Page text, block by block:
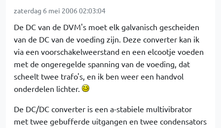
zaterdag 6 mei 2006 02:03:04
De DC van de DVM's moet elk galvanisch gescheiden
van de DC van de voeding zijn. Deze converter kan ik
via een voorschakelweerstand en een elcootje voeden
met de ongeregelde spanning van de voeding, dat
scheelt twee trafo's, en ik ben weer een handvol
onderdelen lichter.
De DC/DC converter is een a-stabiele multivibrator
met twee gebufferde uitgangen en twee condensators